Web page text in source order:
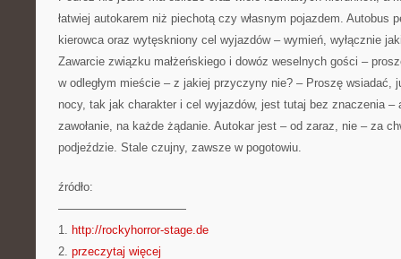
łatwiej autokarem niż piechotą czy własnym pojazdem. Autobus
kierowca oraz wytęskniony cel wyjazdów – wymień, wyłącznie
Zawarcie związku małżeńskiego i dowóz weselnych gości –
w odległym mieście – z jakiej przyczyny nie? – Proszę wsiadać,
nocy, tak jak charakter i cel wyjazdów, jest tutaj bez znaczenia –
zawołanie, na każde żądanie. Autokar jest – od zaraz, nie – za
podjeździe. Stale czujny, zawsze w pogotowiu.
źródło:
———————————
1. http://rockyhorror-stage.de
2. przeczytaj więcej